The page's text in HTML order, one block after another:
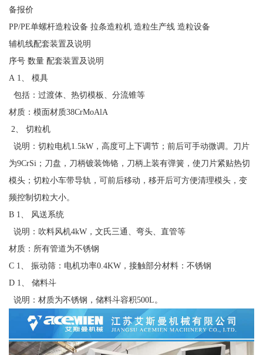
备报价
PP/PE单螺杆造粒设备 拉条造粒机 造粒生产线 造粒设备
辅机线配套装置及说明
序号 数量 配套装置及说明
A 1、 模具
包括：过渡体、热切模板、分流锥等
材质：模面材质38CrMoAlA
2、 切粒机
说明：切粒电机1.5kW，高度可上下调节；前后可手动微调。刀片
为9CrSi；刀盘，刀柄镀装饰铬，刀柄上装有弹簧，使刀片紧贴热切
模头；切粒小车带导轨，可前后移动，移开后可方便清理模头，变
频控制切粒大小。
B 1、 风送系统
说明：吹料风机4kW，文氏三通、弯头、直管等
材质：所有管道为不锈钢
C 1、 振动筛：电机功率0.4KW，接触部分材料：不锈钢
D 1、 储料斗
说明：材质为不锈钢，储料斗容积500L。